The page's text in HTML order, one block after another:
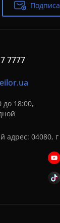
7777
до 18:00,
адрес: 04080,